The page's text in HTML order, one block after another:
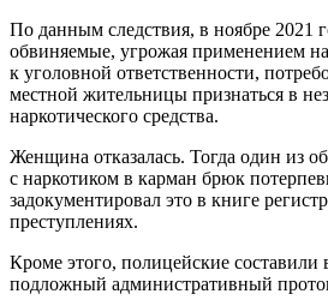
По данным следствия, в ноябре 2021
обвиняемые, угрожая применением
к уголовной ответственности,
местной жительницы признаться в
наркотического средства.
Женщина отказалась. Тогда один из
с наркотиком в карман брюк
задокументировал это в книге
преступлениях.
Кроме этого, полицейские
подложный административный